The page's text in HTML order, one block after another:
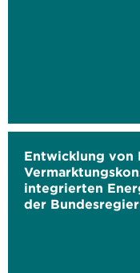
Entwicklung von
integrierten
der